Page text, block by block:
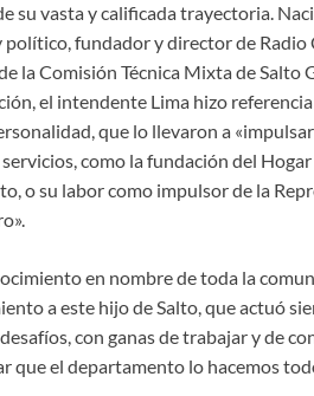
su vasta y calificada trayectoria.
fundador y director de
la Comisión Técnica Mixta de Salto
el intendente Lima hizo
que lo llevaron a
como la fundación del
o su labor como impulsor de la
en nombre de toda la
a este hijo de Salto, que actuó
con ganas de trabajar y de
que el departamento lo hacemos